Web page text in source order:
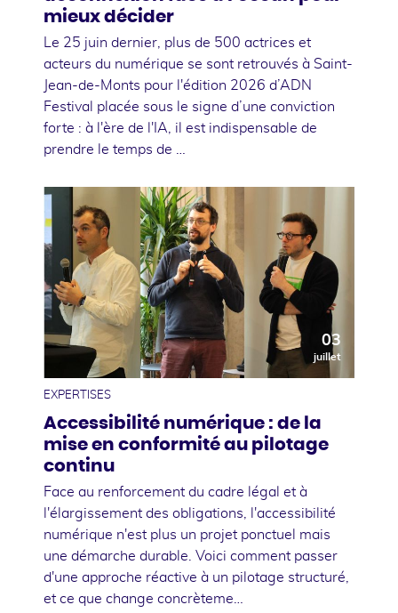
mieux décider
Le 25 juin dernier, plus de 500 actrices et
acteurs du numérique se sont retrouvés à Saint-
Jean-de-Monts pour l'édition 2026 d’ADN
Festival placée sous le signe d’une conviction
forte : à l'ère de l'IA, il est indispensable de
prendre le temps de …
03
juillet
EXPERTISES
Accessibilité numérique : de la
mise en conformité au pilotage
continu
Face au renforcement du cadre légal et à
l'élargissement des obligations, l'accessibilité
numérique n'est plus un projet ponctuel mais
une démarche durable. Voici comment passer
d'une approche réactive à un pilotage structuré,
et ce que change concrèteme…